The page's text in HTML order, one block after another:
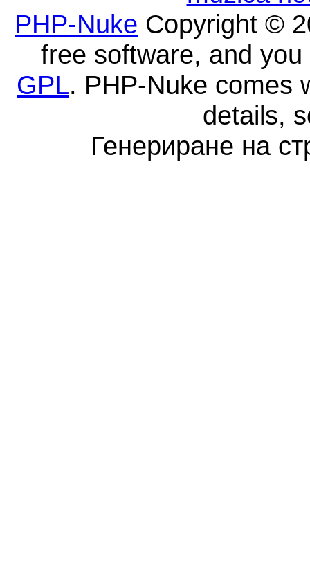
PHP-Nuke Copyright ©
free software, and
GPL. PHP-Nuke comes
details,
Генериране на